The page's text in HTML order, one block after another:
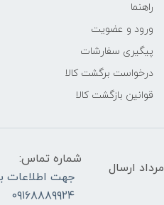
راهنما
ورود و عضویت
پیگیری سفارشات
درخواست برگشت کالا
قوانین بازگشت کالا
تمامی سفارشات جدید ، یکشنبه ۱۸ مرداد ارسال
شماره تماس:
جهت اطلاعات
۰۹۱۶۸۸۸۹۹۲۴